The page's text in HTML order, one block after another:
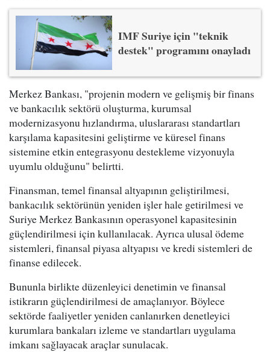
IMF Suriye için "teknik
destek" programını onayladı
Merkez Bankası, "projenin modern ve gelişmiş bir finans
ve bankacılık sektörü oluşturma, kurumsal
modernizasyonu hızlandırma, uluslararası standartları
karşılama kapasitesini geliştirme ve küresel finans
sistemine etkin entegrasyonu destekleme vizyonuyla
uyumlu olduğunu" belirtti.
Finansman, temel finansal altyapının geliştirilmesi,
bankacılık sektörünün yeniden işler hale getirilmesi ve
Suriye Merkez Bankasının operasyonel kapasitesinin
güçlendirilmesi için kullanılacak. Ayrıca ulusal ödeme
sistemleri, finansal piyasa altyapısı ve kredi sistemleri de
finanse edilecek.
Bununla birlikte düzenleyici denetimin ve finansal
istikrarın güçlendirilmesi de amaçlanıyor. Böylece
sektörde faaliyetler yeniden canlanırken denetleyici
kurumlara bankaları izleme ve standartları uygulama
imkanı sağlayacak araçlar sunulacak.